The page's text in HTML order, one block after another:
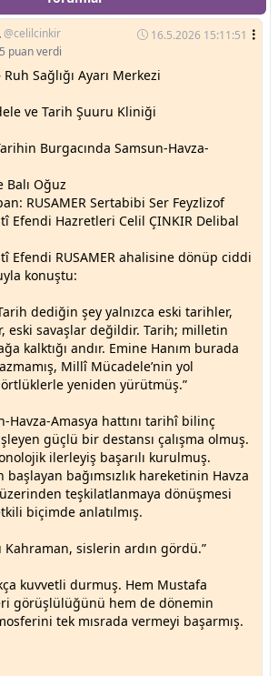
@celilcinkir
16.5.2026 15:11:51
5 puan verdi
Ruh Sağlığı Ayarı Merkezi
ve Tarih Şuuru Kliniği
Burgacında Samsun-Havza-
Balı Oğuz
RUSAMER Sertabibi Ser Feyzlizof
Efendi Hazretleri Celil ÇINKIR Delibal
Efendi RUSAMER ahalisine dönüp ciddi
konuştu:
dediğin şey yalnızca eski tarihler,
eski savaşlar değildir. Tarih; milletin
kalktığı andır. Emine Hanım burada
Millî Mücadele’nin yol
yeniden yürütmüş.”
Havza-Amasya hattını tarihî bilinç
güçlü bir destansı çalışma olmuş.
ilerleyiş başarılı kurulmuş.
başlayan bağımsızlık hareketinin Havza
teşkilatlanmaya dönüşmesi
biçimde anlatılmış.
Kahraman, sislerin ardın gördü.”
kuvvetli durmuş. Hem Mustafa
görüşlülüğünü hem de dönemin
tek mısrada vermeyi başarmış.